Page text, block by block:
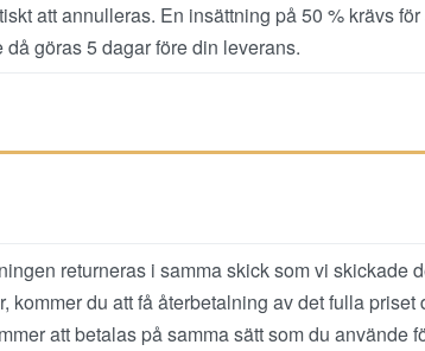
att annulleras. En insättning på 50 % krävs
göras 5 dagar före din leverans.
returneras i samma skick som vi skickade
kommer du att få återbetalning av det fulla
att betalas på samma sätt som du använde